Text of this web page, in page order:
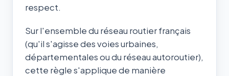
respect.
Sur l'ensemble du réseau routier français
(qu'il s'agisse des voies urbaines,
départementales ou du réseau autoroutier),
cette règle s'applique de manière